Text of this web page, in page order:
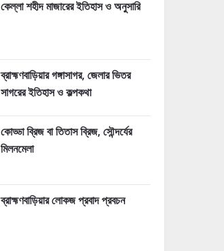
কেল্লা শহীদ মাজারের ইতিহাস ও অনুসারি
ব্রাহ্মণবাড়িয়ার গঙ্গাসাগর, জেলার ভিতর
সাগরের ইতিহাস ও কল্পকথা
কোড্ডা ব্রিজ বা তিতাস ব্রিজ, সৌন্দর্যের
মিলনমেলা
ব্রাহ্মণবাড়িয়ার লোকজ প্রবাদ প্রবচন